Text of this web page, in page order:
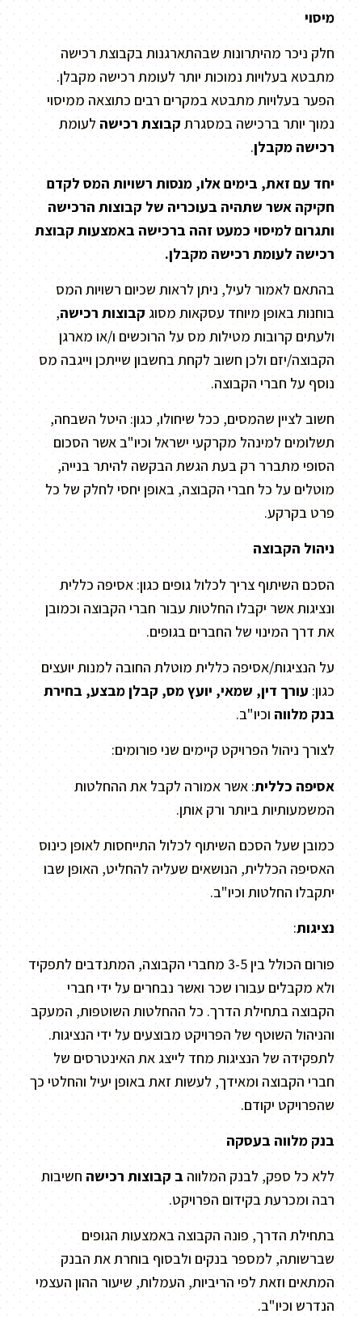
מיסוי
חלק ניכר מהיתרונות שבהתארגנות בקבוצת רכישה
מתבטא בעלויות נמוכות יותר לעומת רכישה מקבלן.
הפער בעלויות מתבטא במקרים רבים כתוצאה ממיסוי
נמוך יותר ברכישה במסגרת קבוצת רכישה לעומת
רכישה מקבלן.
יחד עם זאת, בימים אלו, מנסות רשויות המס לקדם
חקיקה אשר שתהיה בעוכריה של קבוצות הרכישה
ותגרום למיסוי כמעט זהה ברכישה באמצעות קבוצת
רכישה לעומת רכישה מקבלן.
בהתאם לאמור לעיל, ניתן לראות שכיום רשויות המס
בוחנות באופן מיוחד עסקאות מסוג קבוצות רכישה,
ולעתים קרובות מטילות מס על הרוכשים ו/או מארגן
הקבוצה/יזם ולכן חשוב לקחת בחשבון שייתכן וייגבה מס
נוסף על חברי הקבוצה.
חשוב לציין שהמסים, ככל שיחולו, כגון: היטל השבחה,
תשלומים למינהל מקרקעי ישראל וכיו"ב אשר הסכום
הסופי מתברר רק בעת הגשת הבקשה להיתר בנייה,
מוטלים על כל חברי הקבוצה, באופן יחסי לחלק של כל
פרט בקרקע.
ניהול הקבוצה
הסכם השיתוף צריך לכלול גופים כגון: אסיפה כללית
ונציגות אשר יקבלו החלטות עבור חברי הקבוצה וכמובן
את דרך המינוי של החברים בגופים.
על הנציגות/אסיפה כללית מוטלת החובה למנות יועצים
כגון: עורך דין, שמאי, יועץ מס, קבלן מבצע, בחירת
בנק מלווה וכיו"ב.
לצורך ניהול הפרויקט קיימים שני פורומים:
אסיפה כללית: אשר אמורה לקבל את ההחלטות
המשמעותיות ביותר ורק אותן.
כמובן שעל הסכם השיתוף לכלול התייחסות לאופן כינוס
האסיפה הכללית, הנושאים שעליה להחליט, האופן שבו
יתקבלו החלטות וכיו"ב.
נציגות:
פורום הכולל בין 3-5 מחברי הקבוצה, המתנדבים לתפקיד
ולא מקבלים עבורו שכר ואשר נבחרים על ידי חברי
הקבוצה בתחילת הדרך. כל ההחלטות השוטפות, המעקב
והניהול השוטף של הפרויקט מבוצעים על ידי הנציגות.
לתפקידה של הנציגות מחד לייצג את האינטרסים של
חברי הקבוצה ומאידך, לעשות זאת באופן יעיל והחלטי כך
שהפרויקט יקודם.
בנק מלווה בעסקה
ללא כל ספק, לבנק המלווה ב קבוצות רכישה חשיבות
רבה ומכרעת בקידום הפרויקט.
בתחילת הדרך, פונה הקבוצה באמצעות הגופים
שברשותה, למספר בנקים ולבסוף בוחרת את הבנק
המתאים וזאת לפי הריביות, העמלות, שיעור ההון העצמי
הנדרש וכיו"ב.